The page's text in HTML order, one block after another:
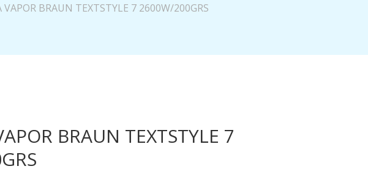
BRAUN TEXTSTYLE 7 2600W/200GRS
BRAUN TEXTSTYLE 7